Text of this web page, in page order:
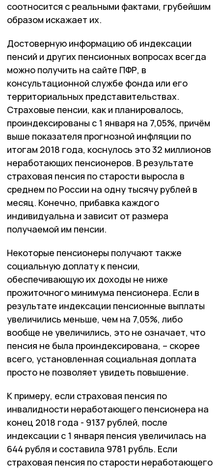
соотносится с реальными фактами, грубейшим
образом искажает их.
Достоверную информацию об индексации
пенсий и других пенсионных вопросах всегда
можно получить на сайте ПФР, в
консультационной службе фонда или его
территориальных представительствах.
Страховые пенсии, как и планировалось,
проиндексированы с 1 января на 7,05%, причём
выше показателя прогнозной инфляции по
итогам 2018 года, коснулось это 32 миллионов
неработающих пенсионеров. В результате
страховая пенсия по старости выросла в
среднем по России на одну тысячу рублей в
месяц. Конечно, прибавка каждого
индивидуальна и зависит от размера
получаемой им пенсии.
Некоторые пенсионеры получают также
социальную доплату к пенсии,
обеспечивающую их доходы не ниже
прожиточного минимума пенсионера. Если в
результате индексации пенсионные выплаты
увеличились меньше, чем на 7,05%, либо
вообще не увеличились, это не означает, что
пенсия не была проиндексирована, – скорее
всего, установленная социальная доплата
просто не позволяет увидеть повышение.
К примеру, если страховая пенсия по
инвалидности неработающего пенсионера на
конец 2018 года - 9137 рублей, после
индексации с 1 января пенсия увеличилась на
644 рубля и составила 9781 рубль. Если
страховая пенсия по старости неработающего